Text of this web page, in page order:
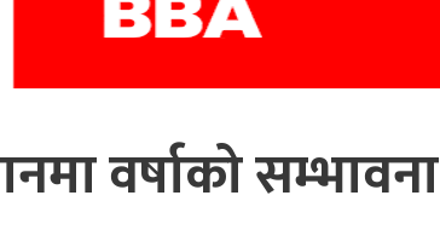
वर्षाको सम्भावना